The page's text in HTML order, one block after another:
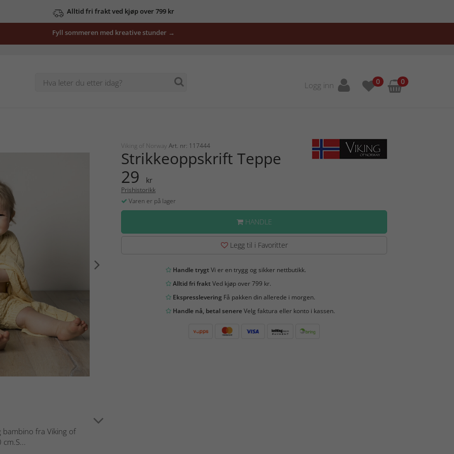
Alltid fri frakt ved kjøp over 799 kr
Fyll sommeren med kreative stunder →
Logg inn 0 0
bambino fra Viking of
Viking of Norway Art. nr: 117444
Strikkeoppskrift Teppe
29 kr
Prishistorikk
Varen er på lager
HANDLE
Legg til i Favoritter
Handle trygtVi er en trygg og sikker nettbutikk.
Alltid fri fraktVed kjøp over 799 kr.
EkspressleveringFå pakken din allerede i morgen.
Handle nå, betal senereVelg faktura eller konto i kassen.